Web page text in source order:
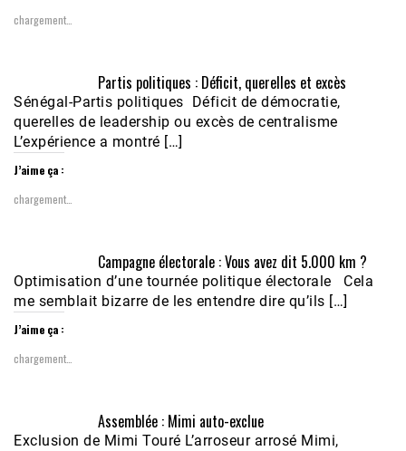
chargement…
Partis politiques : Déficit, querelles et excès
Sénégal-Partis politiques Déficit de démocratie,
querelles de leadership ou excès de centralisme
L’expérience a montré […]
J’aime ça :
chargement…
Campagne électorale : Vous avez dit 5.000 km ?
Optimisation d’une tournée politique électorale Cela
me semblait bizarre de les entendre dire qu’ils […]
J’aime ça :
chargement…
Assemblée : Mimi auto-exclue
Exclusion de Mimi Touré L’arroseur arrosé Mimi,